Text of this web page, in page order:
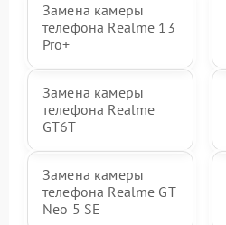
Замена камеры
телефона Realme 13
Pro+
Замена камеры
телефона Realme
GT6T
Замена камеры
телефона Realme GT
Neo 5 SE